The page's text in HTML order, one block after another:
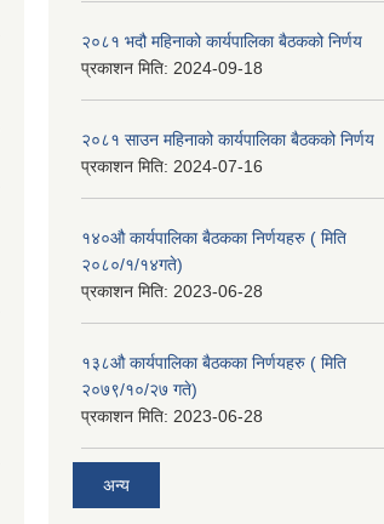
२०८१ भदौ महिनाको कार्यपालिका बैठकको निर्णय
प्रकाशन मिति: 2024-09-18
२०८१ साउन महिनाको कार्यपालिका बैठकको निर्णय
प्रकाशन मिति: 2024-07-16
१४०औ कार्यपालिका बैठकका निर्णयहरु ( मिति
२०८०/१/१४गते)
प्रकाशन मिति: 2023-06-28
१३८औ कार्यपालिका बैठकका निर्णयहरु ( मिति
२०७९/१०/२७ गते)
प्रकाशन मिति: 2023-06-28
अन्य